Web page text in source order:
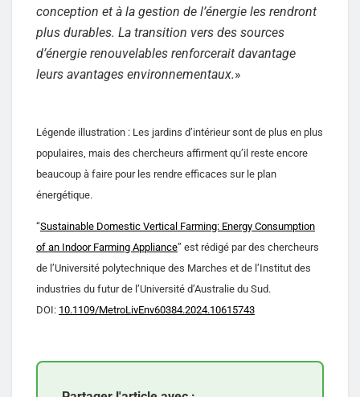
conception et à la gestion de l’énergie les rendront
plus durables. La transition vers des sources
d’énergie renouvelables renforcerait davantage
leurs avantages environnementaux.»
Légende illustration : Les jardins d’intérieur sont de plus en plus
populaires, mais des chercheurs affirment qu’il reste encore
beaucoup à faire pour les rendre efficaces sur le plan
énergétique.
“Sustainable Domestic Vertical Farming: Energy Consumption
of an Indoor Farming Appliance” est rédigé par des chercheurs
de l’Université polytechnique des Marches et de l’Institut des
industries du futur de l’Université d’Australie du Sud.
DOI: 10.1109/MetroLivEnv60384.2024.10615743